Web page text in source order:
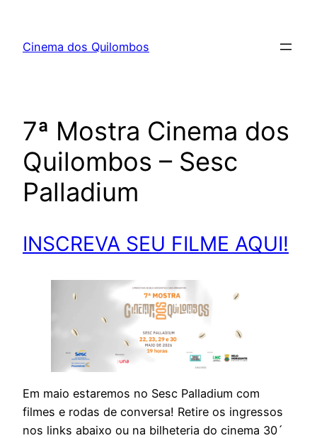
Cinema dos Quilombos
7ª Mostra Cinema dos
Quilombos – Sesc
Palladium
INSCREVA SEU FILME AQUI!
Em maio estaremos no Sesc Palladium com
filmes e rodas de conversa! Retire os ingressos
nos links abaixo ou na bilheteria do cinema 30´